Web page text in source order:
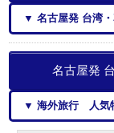
▼ 名古屋発 台湾
名古屋発
▼ 海外旅行 人気